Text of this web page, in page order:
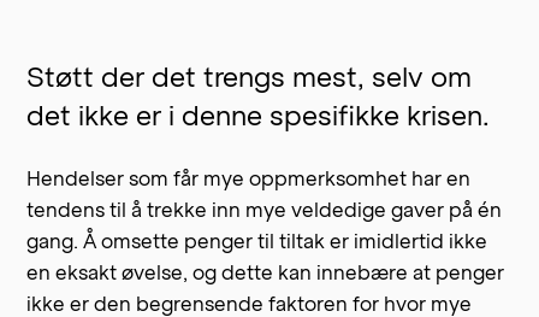
Støtt der det trengs mest, selv om
det ikke er i denne spesifikke krisen.
Hendelser som får mye oppmerksomhet har en
tendens til å trekke inn mye veldedige gaver på én
gang. Å omsette penger til tiltak er imidlertid ikke
en eksakt øvelse, og dette kan innebære at penger
ikke er den begrensende faktoren for hvor mye